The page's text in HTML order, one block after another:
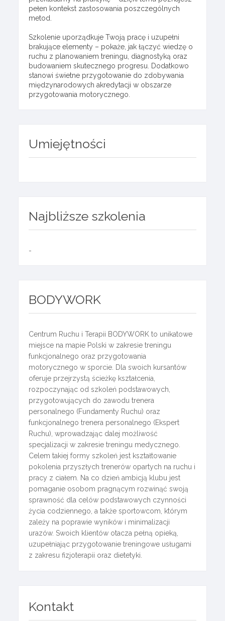
pełen kontekst zastosowania poszczególnych
metod.
Szkolenie uporządkuje Twoją pracę i uzupełni
brakujące elementy – pokaże, jak łączyć wiedzę o
ruchu z planowaniem treningu, diagnostyką oraz
budowaniem skutecznego progresu. Dodatkowo
stanowi świetne przygotowanie do zdobywania
międzynarodowych akredytacji w obszarze
przygotowania motorycznego.
Umiejętności
Najbliższe szkolenia
-
BODYWORK
Centrum Ruchu i Terapii BODYWORK to unikatowe
miejsce na mapie Polski w zakresie treningu
funkcjonalnego oraz przygotowania
motorycznego w sporcie. Dla swoich kursantów
oferuje przejrzystą ścieżkę kształcenia,
rozpoczynając od szkoleń podstawowych,
przygotowujących do zawodu trenera
personalnego (Fundamenty Ruchu) oraz
funkcjonalnego trenera personalnego (Ekspert
Ruchu), wprowadzając dalej możliwość
specjalizacji w zakresie treningu medycznego.
Celem takiej formy szkoleń jest kształtowanie
pokolenia przyszłych trenerów opartych na ruchu i
pracy z ciałem. Na co dzień ambicją klubu jest
pomaganie osobom pragnącym rozwinąć swoją
sprawność dla celów podstawowych czynności
życia codziennego, a także sportowcom, którym
zależy na poprawie wyników i minimalizacji
urazów. Swoich klientów otacza pełną opieką,
uzupełniając przygotowanie treningowe usługami
z zakresu fizjoterapii oraz dietetyki.
Kontakt